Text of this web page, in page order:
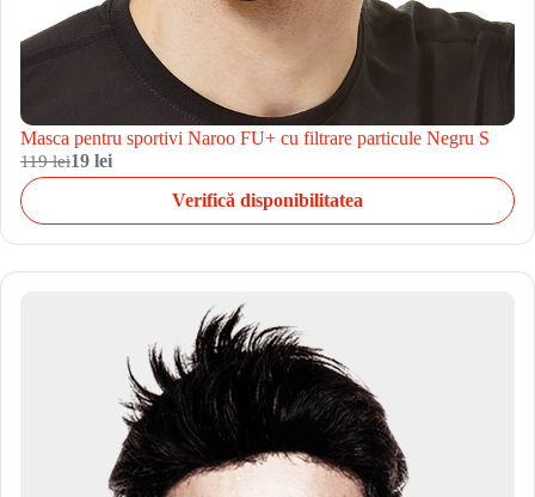
Masca pentru sportivi Naroo FU+ cu filtrare particule Negru S
119 lei19 lei
Verifică disponibilitatea